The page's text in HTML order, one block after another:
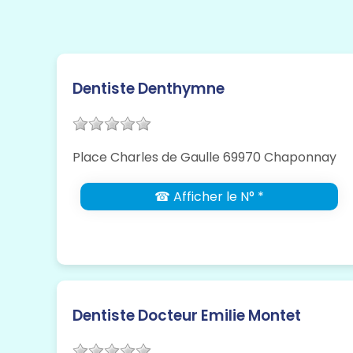
Dentiste Denthymne
Place Charles de Gaulle 69970 Chaponnay
☎ Afficher le N° *
Dentiste Docteur Emilie Montet